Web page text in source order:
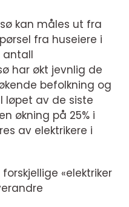
kan måles ut fra
fra huseiere i
antall
har økt jevnlig de
befolkning og
løpet av de siste
økning på 25% i
av elektrikere i
«elektriker